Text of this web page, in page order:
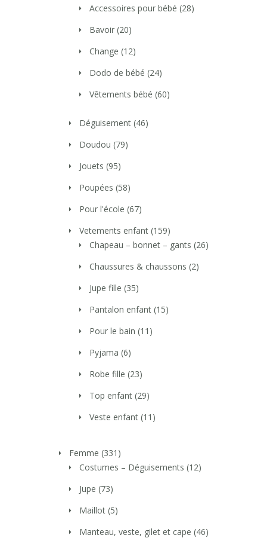
Accessoires pour bébé (28)
Bavoir (20)
Change (12)
Dodo de bébé (24)
Vêtements bébé (60)
Déguisement (46)
Doudou (79)
Jouets (95)
Poupées (58)
Pour l'école (67)
Vetements enfant (159)
Chapeau – bonnet – gants (26)
Chaussures & chaussons (2)
Jupe fille (35)
Pantalon enfant (15)
Pour le bain (11)
Pyjama (6)
Robe fille (23)
Top enfant (29)
Veste enfant (11)
Femme (331)
Costumes – Déguisements (12)
Jupe (73)
Maillot (5)
Manteau, veste, gilet et cape (46)